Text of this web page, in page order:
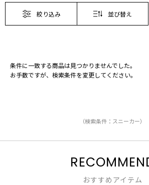
絞り込み 並び替え
条件に一致する商品は見つかりませんでした。
お手数ですが、検索条件を変更してください。
（検索条件：スニーカー）
おすすめアイテム